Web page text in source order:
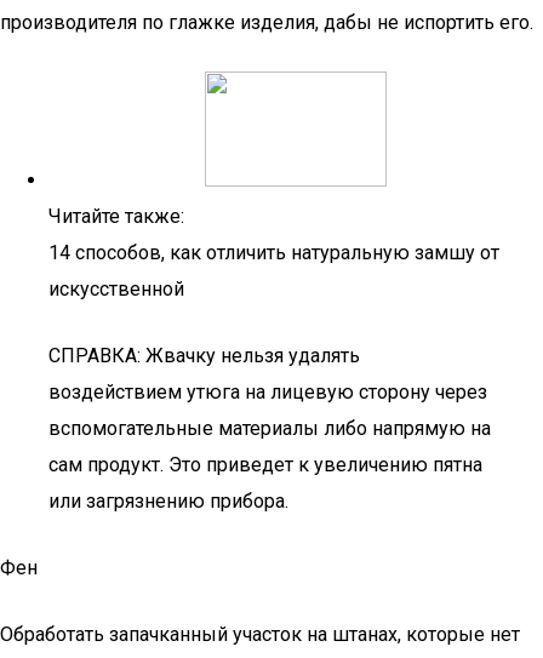
производителя по глажке изделия, дабы не испортить его.
Читайте также:
14 способов, как отличить натуральную замшу от
искусственной
СПРАВКА: Жвачку нельзя удалять
воздействием утюга на лицевую сторону через
вспомогательные материалы либо напрямую на
сам продукт. Это приведет к увеличению пятна
или загрязнению прибора.
Фен
Обработать запачканный участок на штанах, которые нет